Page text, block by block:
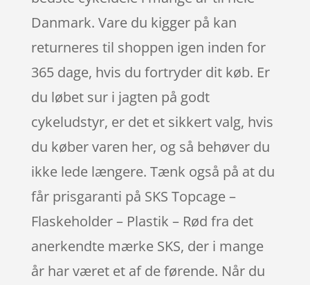
Danmark. Vare du kigger på kan
returneres til shoppen igen inden for
365 dage, hvis du fortryder dit køb. Er
du løbet sur i jagten på godt
cykeludstyr, er det et sikkert valg, hvis
du køber varen her, og så behøver du
ikke lede længere. Tænk også på at du
får prisgaranti på SKS Topcage –
Flaskeholder – Plastik – Rød fra det
anerkendte mærke SKS, der i mange
år har været et af de førende. Når du